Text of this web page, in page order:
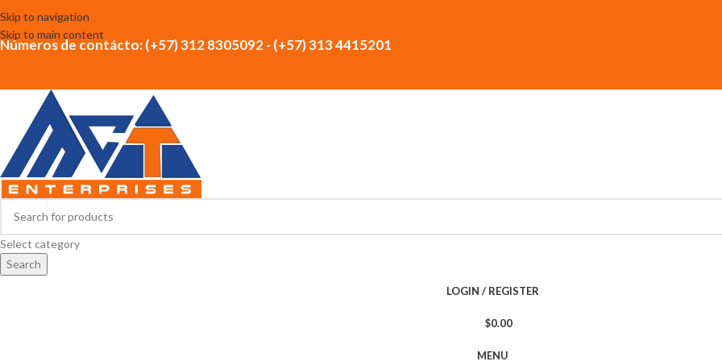
Skip to navigation
Skip to main content
Números de contácto: (+57) 312 8305092 - (+57) 313 4415201
Select category
Search
LOGIN / REGISTER
$0.00
MENU